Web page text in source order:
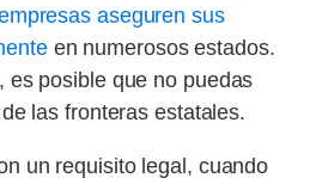
aseguren sus
en numerosos estados.
es posible que no puedas
las fronteras estatales.
un requisito legal, cuando